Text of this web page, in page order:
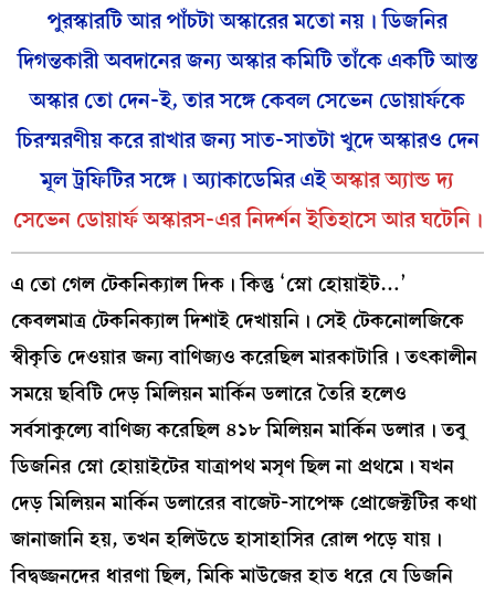
পুরস্কারটি আর পাঁচটা অস্কারের মতো নয়। ডিজনির
দিগন্তকারী অবদানের জন্য অস্কার কমিটি তাঁকে একটি আস্ত
অস্কার তো দেন-ই, তার সঙ্গে কেবল সেভেন ডোয়ার্ফকে
চিরস্মরণীয় করে রাখার জন্য সাত-সাতটা খুদে অস্কারও দেন
মূল ট্রফিটির সঙ্গে। অ্যাকাডেমির এইঅস্কার অ্যান্ড দ্য
সেভেন ডোয়ার্ফ অস্কারস-এর নিদর্শন ইতিহাসে আর ঘটেনি।
এ তো গেল টেকনিক্যাল দিক। কিন্তু ‘স্নো হোয়াইট…’
কেবলমাত্র টেকনিক্যাল দিশাই দেখায়নি। সেই টেকনোলজিকে
স্বীকৃতি দেওয়ার জন্য বাণিজ্যও করেছিল মারকাটারি। তৎকালীন
সময়ে ছবিটি দেড় মিলিয়ন মার্কিন ডলারে তৈরি হলেও
সর্বসাকুল্যে বাণিজ্য করেছিল ৪১৮ মিলিয়ন মার্কিন ডলার। তবু
ডিজনির স্নো হোয়াইটের যাত্রাপথ মসৃণ ছিল না প্রথমে। যখন
দেড় মিলিয়ন মার্কিন ডলারের বাজেট-সাপেক্ষ প্রোজেক্টটির কথা
জানাজানি হয়, তখন হলিউডে হাসাহাসির রোল পড়ে যায়।
বিদ্বজ্জনদের ধারণা ছিল, মিকি মাউজের হাত ধরে যে ডিজনি